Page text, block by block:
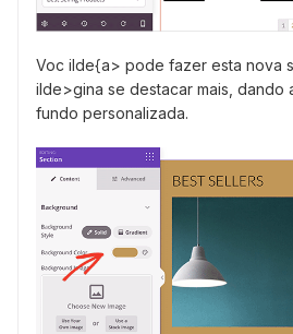
Voc ilde{a> pode fazer esta nova
ilde>gina se destacar mais, dando
fundo personalizada.